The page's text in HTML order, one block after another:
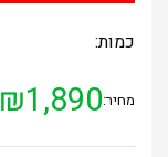
כמות:
מחיר: ₪1,890